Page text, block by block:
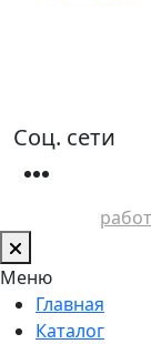
Соц. сети
Меню
Главная
Каталог